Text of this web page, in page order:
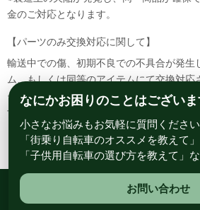
金のご対応となります。
【パーツのみ交換対応に関して】
輸送中での傷、初期不良での不具合が発生
ム、もしくは同等のアイテムにて交換対応
その場合該当部品を着払いにて返送して頂
予めご了承ください。
総合自転車専門店 サイクルスポ
なにかお困りのことはございま
小さなお悩みもお気軽に質問くださ
「街乗り自転車のオススメを教えて」
「子供用自転車の選び方を教えて」
お問い合わせ